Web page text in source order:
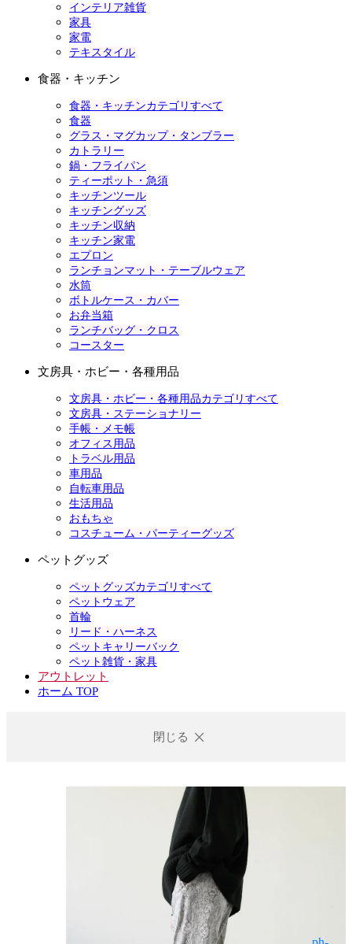
インテリア雑貨
家具
家電
テキスタイル
食器・キッチン
食器・キッチンカテゴリすべて
食器
グラス・マグカップ・タンブラー
カトラリー
鍋・フライパン
ティーポット・急須
キッチンツール
キッチングッズ
キッチン収納
キッチン家電
エプロン
ランチョンマット・テーブルウェア
水筒
ボトルケース・カバー
お弁当箱
ランチバッグ・クロス
コースター
文房具・ホビー・各種用品
文房具・ホビー・各種用品カテゴリすべて
文房具・ステーショナリー
手帳・メモ帳
オフィス用品
トラベル用品
車用品
自転車用品
生活用品
おもちゃ
コスチューム・パーティーグッズ
ペットグッズ
ペットグッズカテゴリすべて
ペットウェア
首輪
リード・ハーネス
ペットキャリーバック
ペット雑貨・家具
アウトレット
ホーム TOP
閉じる